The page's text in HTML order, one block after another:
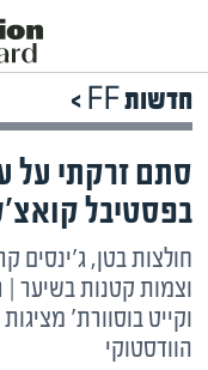
חדשות FF >
סתם זרקתי על
בפסטיבל
חולצות בטן, ג'ינסים
וצמות קטנות בשיער |
וקייט בוסוורת'
הוודסטוקי